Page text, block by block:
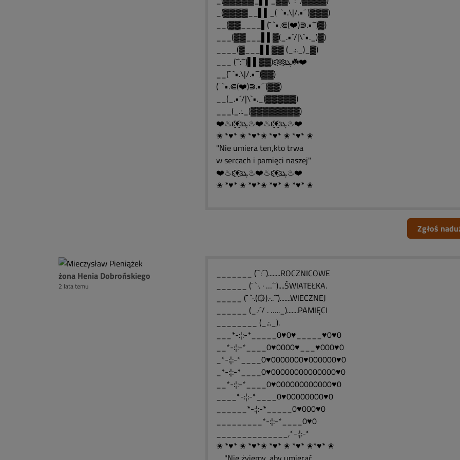
_(▓▓▓▓__▌▌_(¯ `•.\|/.•´¯)▓▓▓)
__(▓▓____▌(¯ `•.⋐(❤️)⋑.•´¯)▓)
___(▓▓___▌▌▓(_.•´/|\`•._)▓)
____(▓___▌▌▓▓ (_.:._)_▓)
___ (¯`:´¯)▌▌▓▓)ԑ̮̑❄️̮̑ɜܓ☘️❤️
__(¯ `•.\|/.•´¯)▓▓)
(¯ `•.⋐(❤️)⋑.•´¯)▓▓)
__(_.•´/|\`•._)▓▓▓▓▓)
___(_.:._)▓▓▓▓▓▓▓▓)
❤️♨ԑ̮̑♦̮̑ɜܓ♨❤️♨ԑ̮̑♦̮̑ɜܓ♨❤️
✬ *♥* ✬ *♥*✬ *♥* ✬ *♥* ✬
"Nie umiera ten,kto trwa
w sercach i pamięci naszej"
❤️♨ԑ̮̑♦̮̑ɜܓ♨❤️♨ԑ̮̑♦̮̑ɜܓ♨❤️
✬ *♥* ✬ *♥*✬ *♥* ✬ *♥* ✬
Zgłoś
żona Henia Dobrońskiego
2 lata temu
_______ (¯`:´¯)........ROCZNICOWE
______ (¯ `·. · …´¯)....ŚWIATEŁKA.
_____ (¯ `·.(۞).·..´¯).......WIECZNEJ
______ (_.·´/ . ….._).......PAMIĘCI
________ (_.:._).
___*-:¦:-*_____0♥0♥_____♥0♥0
__*-:¦:-*____0♥0000♥___♥000♥0
_*-:¦:-*____0♥0000000♥000000♥0
_*-:¦:-*____0♥00000000000000♥0
__*-:¦:-*____0♥000000000000♥0
____*-:¦:-*____0♥00000000♥0
______*-:¦:-*_____0♥000♥0
_________*-:¦:-*____0♥0
______________,*-:¦:-*
✬ *♥* ✬ *♥*✬ *♥* ✬ *♥* ✬*♥* ✬